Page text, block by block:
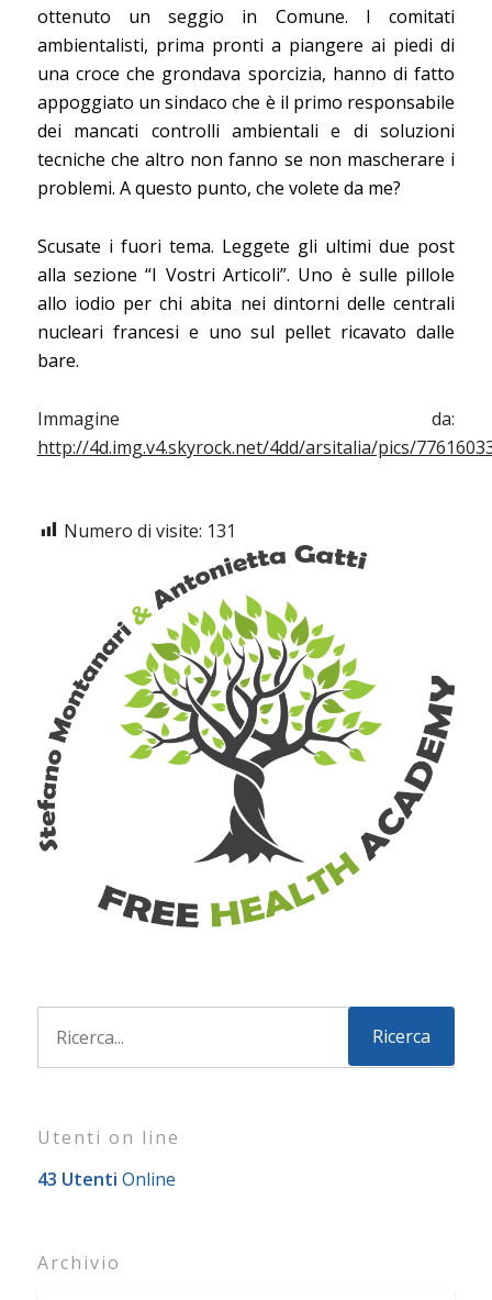
ottenuto un seggio in Comune. I comitati
ambientalisti, prima pronti a piangere ai piedi di
una croce che grondava sporcizia, hanno di fatto
appoggiato un sindaco che è il primo responsabile
dei mancati controlli ambientali e di soluzioni
tecniche che altro non fanno se non mascherare i
problemi. A questo punto, che volete da me?
Scusate i fuori tema. Leggete gli ultimi due post
alla sezione “I Vostri Articoli”. Uno è sulle pillole
allo iodio per chi abita nei dintorni delle centrali
nucleari francesi e uno sul pellet ricavato dalle
bare.
Immagine da:
http://4d.img.v4.skyrock.net/4dd/arsitalia/pics/
Numero di visite: 131
Utenti on line
43 Utenti Online
Archivio